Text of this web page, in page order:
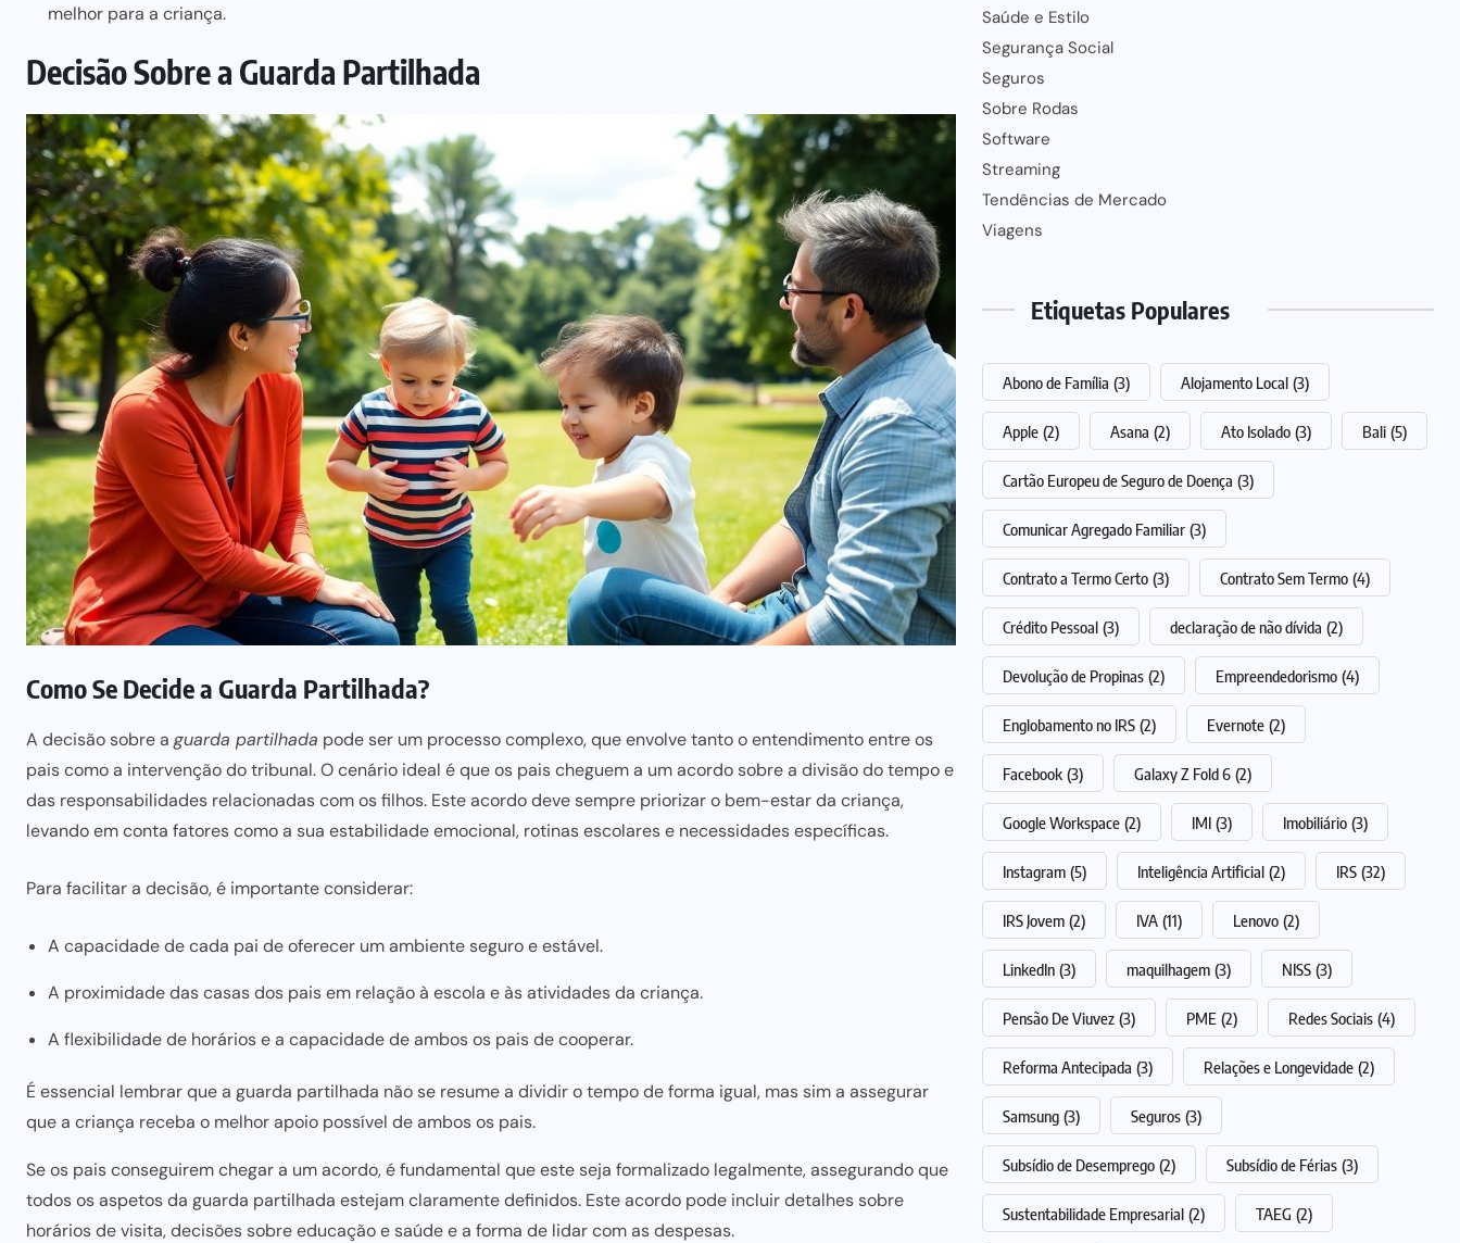
melhor para a criança.
Decisão Sobre a Guarda Partilhada
Como Se Decide a Guarda Partilhada?
A decisão sobre a guarda partilhada pode ser um processo complexo, que envolve tanto o entendimento entre os
pais como a intervenção do tribunal. O cenário ideal é que os pais cheguem a um acordo sobre a divisão do tempo e
das responsabilidades relacionadas com os filhos. Este acordo deve sempre priorizar o bem-estar da criança,
levando em conta fatores como a sua estabilidade emocional, rotinas escolares e necessidades específicas.
Para facilitar a decisão, é importante considerar:
A capacidade de cada pai de oferecer um ambiente seguro e estável.
A proximidade das casas dos pais em relação à escola e às atividades da criança.
A flexibilidade de horários e a capacidade de ambos os pais de cooperar.
É essencial lembrar que a guarda partilhada não se resume a dividir o tempo de forma igual, mas sim a assegurar
que a criança receba o melhor apoio possível de ambos os pais.
Se os pais conseguirem chegar a um acordo, é fundamental que este seja formalizado legalmente, assegurando que
todos os aspetos da guarda partilhada estejam claramente definidos. Este acordo pode incluir detalhes sobre
horários de visita, decisões sobre educação e saúde e a forma de lidar com as despesas.
Saúde e Estilo
Segurança Social
Seguros
Sobre Rodas
Software
Streaming
Tendências de Mercado
Viagens
Etiquetas Populares
Abono de Família (3) Alojamento Local (3)
Apple (2) Asana (2) Ato Isolado (3) Bali (5)
Cartão Europeu de Seguro de Doença (3)
Comunicar Agregado Familiar (3)
Contrato a Termo Certo (3) Contrato Sem Termo (4)
Crédito Pessoal (3) declaração de não dívida (2)
Devolução de Propinas (2) Empreendedorismo (4)
Englobamento no IRS (2) Evernote (2)
Facebook (3) Galaxy Z Fold 6 (2)
Google Workspace (2) IMI (3) Imobiliário (3)
Instagram (5) Inteligência Artificial (2) IRS (32)
IRS Jovem (2) IVA (11) Lenovo (2)
LinkedIn (3) maquilhagem (3) NISS (3)
Pensão De Viuvez (3) PME (2) Redes Sociais (4)
Reforma Antecipada (3) Relações e Longevidade (2)
Samsung (3) Seguros (3)
Subsídio de Desemprego (2) Subsídio de Férias (3)
Sustentabilidade Empresarial (2) TAEG (2)